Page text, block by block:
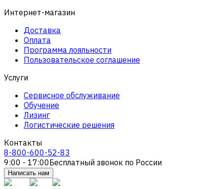
Интернет-магазин
Доставка
Оплата
Программа лояльности
Пользовательское соглашение
Услуги
Сервисное обслуживание
Обучение
Лизинг
Логистические решения
Контакты
8-800-600-52-83
9:00 - 17:00Бесплатный звонок по России
Написать нам